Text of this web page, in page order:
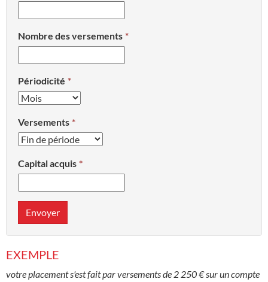
Nombre des versements
Périodicité
Versements
Capital acquis
Envoyer
EXEMPLE
votre placement s'est fait par versements de 2 250 € sur un compte